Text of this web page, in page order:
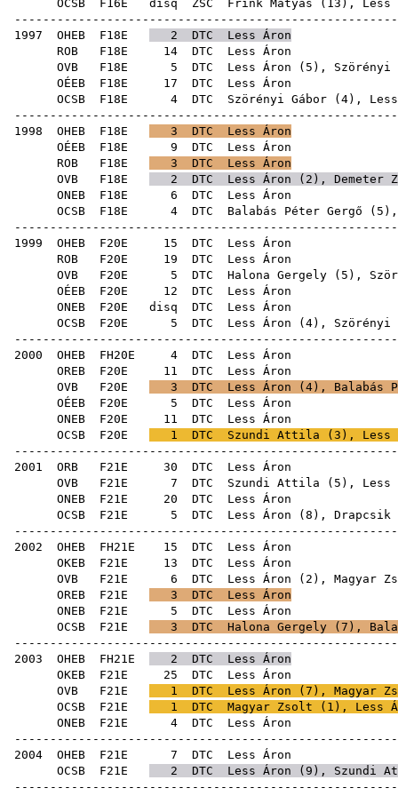
OCSB F16E disq ZSC Frink Mátyás ( 13 ), Less
1997 OHEB F18E 2 DTC Less Áron
ROB F18E 14 DTC
OVB F18E 5 DTC Less Áron ( 5 ), Szörényi
OÉEB F18E 17 DTC
OCSB F18E 4 DTC Szörényi Gábor ( 4),
1998 OHEB F18E 3 DTC Less Áron
OÉEB F18E 9 DTC
ROB F18E 3 DTC Less Áron
OVB F18E 2 DTC Less Áron ( 2 ), Demeter
ONEB F18E 6 DTC
OCSB F18E 4 DTC Balabás Péter Gergő ( 5 ),
1999 OHEB F20E 15 DTC
ROB F20E 19 DTC
OVB F20E 5 DTC Halona Gergely ( 5 ),
OÉEB F20E 12 DTC
ONEB F20E disq DTC
OCSB F20E 5 DTC Less Áron ( 4), Szörényi
2000 OHEB FH20E 4 DTC
OREB F20E 11 DTC
OVB F20E 3 DTC Less Áron ( 4 ), Balabás
OÉEB F20E 5 DTC
ONEB F20E 11 DTC
OCSB F20E 1 DTC Szundi Attila ( 3 ), Less
2001 ORB F21E 30 DTC
OVB F21E 7 DTC Szundi Attila ( 5 ), Less
ONEB F21E 20 DTC
OCSB F21E 5 DTC Less Áron ( 8 ), Drapcsik
2002 OHEB FH21E 15 DTC
OKEB F21E 13 DTC
OVB F21E 6 DTC Less Áron ( 2 ), Magyar
OREB F21E 3 DTC Less Áron
ONEB F21E 5 DTC
OCSB F21E 3 DTC Halona Gergely ( 7 ),
2003 OHEB FH21E 2 DTC Less Áron
OKEB F21E 25 DTC
OVB F21E 1 DTC Less Áron ( 7 ), Magyar
OCSB F21E 1 DTC Magyar Zsolt ( 1 ), Less
ONEB F21E 4 DTC
2004 OHEB F21E 7 DTC
OCSB F21E 2 DTC Less Áron ( 9 ), Szundi